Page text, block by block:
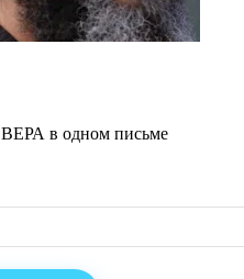
ВЕРА в одном письме